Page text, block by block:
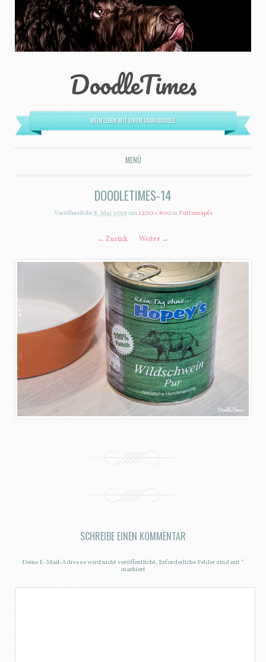
DoodleTimes
MEIN LEBEN MIT EINEM LABRADOODLE.
MENÜ
ZUM INHALT SPRINGEN
DOODLETIMES-14
Veröffentlicht8. Mai 2016um1200 × 800inFutternäpfe
← Zurück Weiter →
SCHREIBE EINEN KOMMENTAR
Deine E-Mail-Adresse wird nicht veröffentlicht. Erforderliche Felder sind mit*
markiert